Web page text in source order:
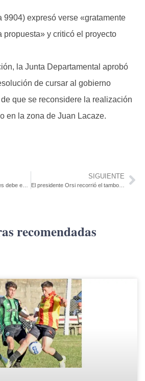
9904) expresó verse «gratamente
propuesta» y criticó el proyecto
la Junta Departamental aprobó
de cursar al gobierno
que se reconsidere la realización
en la zona de Juan Lacaze.
SIGUIENTE
El presidente Orsi recorrió el tambo robotizado de INIA La Estanzuela ejemplo de innovación en la producción lechera uruguaya
recomendadas